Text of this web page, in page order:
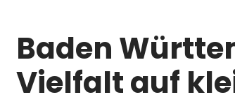
Baden
Vielfalt auf